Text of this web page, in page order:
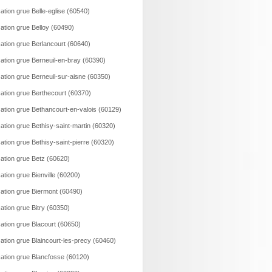
grue Belle-eglise (60540)
grue Belloy (60490)
grue Berlancourt (60640)
grue Berneuil-en-bray (60390)
grue Berneuil-sur-aisne (60350)
grue Berthecourt (60370)
grue Bethancourt-en-valois (60129)
grue Bethisy-saint-martin (60320)
grue Bethisy-saint-pierre (60320)
grue Betz (60620)
grue Bienville (60200)
grue Biermont (60490)
grue Bitry (60350)
grue Blacourt (60650)
grue Blaincourt-les-precy (60460)
grue Blancfosse (60120)